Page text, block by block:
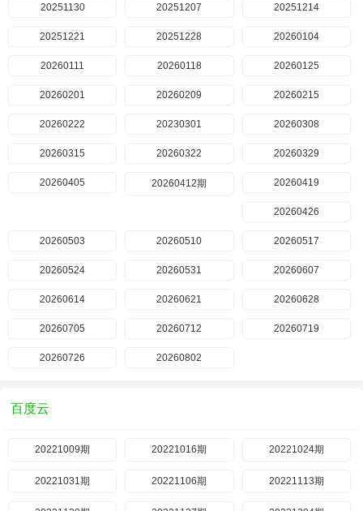
20251130 20251207 20251214
20251221 20251228 20260104
20260111 20260118 20260125
20260201 20260209 20260215
20260222 20230301 20260308
20260315 20260322 20260329
20260405 20260412期 20260419
20260426
20260503 20260510 20260517
20260524 20260531 20260607
20260614 20260621 20260628
20260705 20260712 20260719
20260726 20260802
百度云
20221009期 20221016期 20221024期
20221031期 20221106期 20221113期